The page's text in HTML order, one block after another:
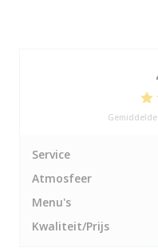
Service
Atmosfeer
Menu's
Kwaliteit/Prijs